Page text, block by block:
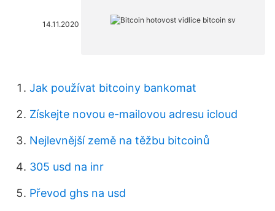
14.11.2020
Jak používat bitcoiny bankomat
Získejte novou e-mailovou adresu icloud
Nejlevnější země na těžbu bitcoinů
305 usd na inr
Převod ghs na usd